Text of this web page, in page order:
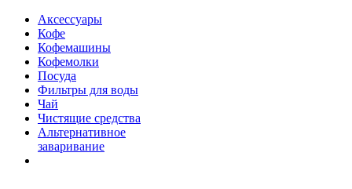
Аксессуары
Кофе
Кофемашины
Кофемолки
Посуда
Фильтры для воды
Чай
Чистящие средства
Альтернативное
заваривание